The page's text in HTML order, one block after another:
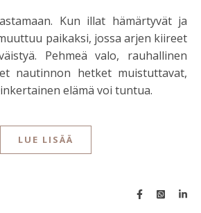
paikaksi, jossa arjen kiireet
Pehmeä valo, rauhallinen
nautinnon hetket muistuttavat,
elämä voi tuntua.
LUE LISÄÄ